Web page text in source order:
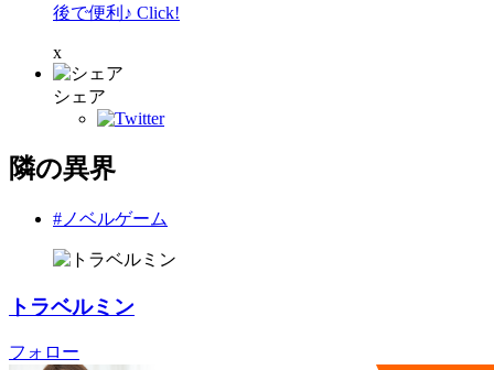
後で便利♪ Click!
x
シェア
隣の異界
#ノベルゲーム
トラベルミン
フォロー